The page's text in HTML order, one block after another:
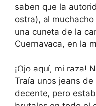
saben que la
ostra), al
una cuneta de la
Cuernavaca, en la
¡Ojo aquí, mi raza!
Traía unos jeans
decente, pero